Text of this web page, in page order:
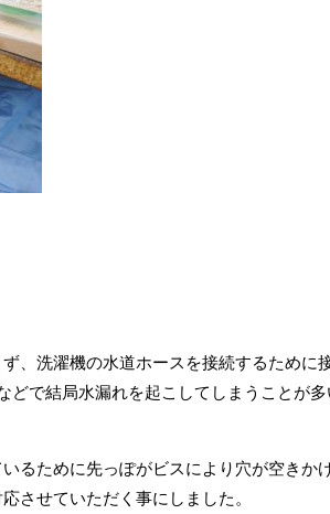
、洗濯機の水道ホースを接続するために
どで結局水漏れを起こしてしまうことが多
るために先っぽがビスにより穴が空きか
させていただく事にしました。